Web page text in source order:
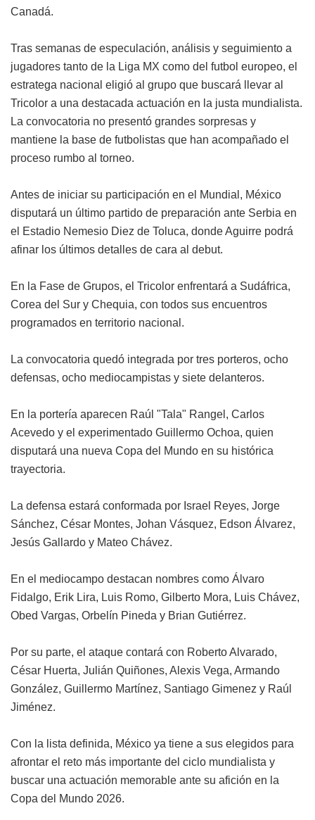
Canadá.
Tras semanas de especulación, análisis y seguimiento a
jugadores tanto de la Liga MX como del futbol europeo, el
estratega nacional eligió al grupo que buscará llevar al
Tricolor a una destacada actuación en la justa mundialista.
La convocatoria no presentó grandes sorpresas y
mantiene la base de futbolistas que han acompañado el
proceso rumbo al torneo.
Antes de iniciar su participación en el Mundial, México
disputará un último partido de preparación ante Serbia en
el Estadio Nemesio Diez de Toluca, donde Aguirre podrá
afinar los últimos detalles de cara al debut.
En la Fase de Grupos, el Tricolor enfrentará a Sudáfrica,
Corea del Sur y Chequia, con todos sus encuentros
programados en territorio nacional.
La convocatoria quedó integrada por tres porteros, ocho
defensas, ocho mediocampistas y siete delanteros.
En la portería aparecen Raúl "Tala" Rangel, Carlos
Acevedo y el experimentado Guillermo Ochoa, quien
disputará una nueva Copa del Mundo en su histórica
trayectoria.
La defensa estará conformada por Israel Reyes, Jorge
Sánchez, César Montes, Johan Vásquez, Edson Álvarez,
Jesús Gallardo y Mateo Chávez.
En el mediocampo destacan nombres como Álvaro
Fidalgo, Erik Lira, Luis Romo, Gilberto Mora, Luis Chávez,
Obed Vargas, Orbelín Pineda y Brian Gutiérrez.
Por su parte, el ataque contará con Roberto Alvarado,
César Huerta, Julián Quiñones, Alexis Vega, Armando
González, Guillermo Martínez, Santiago Gimenez y Raúl
Jiménez.
Con la lista definida, México ya tiene a sus elegidos para
afrontar el reto más importante del ciclo mundialista y
buscar una actuación memorable ante su afición en la
Copa del Mundo 2026.